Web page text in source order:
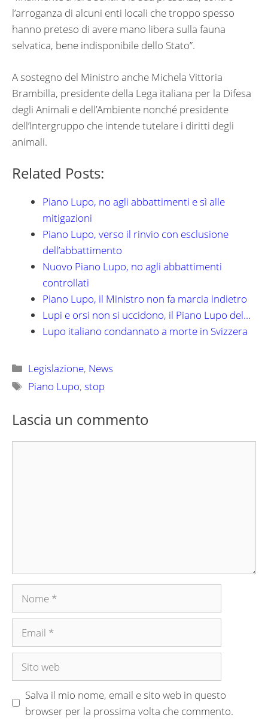
l’arroganza di alcuni enti locali che troppo spesso
hanno preteso di avere mano libera sulla fauna
selvatica, bene indisponibile dello Stato”.
A sostegno del Ministro anche Michela Vittoria
Brambilla, presidente della Lega italiana per la Difesa
degli Animali e dell’Ambiente nonché presidente
dell’Intergruppo che intende tutelare i diritti degli
animali.
Related Posts:
Piano Lupo, no agli abbattimenti e sì alle
mitigazioni
Piano Lupo, verso il rinvio con esclusione
dell’abbattimento
Nuovo Piano Lupo, no agli abbattimenti
controllati
Piano Lupo, il Ministro non fa marcia indietro
Lupi e orsi non si uccidono, il Piano Lupo del…
Lupo italiano condannato a morte in Svizzera
Categorie
Legislazione, News
Tag
Piano Lupo,stop
Lascia un commento
Nome
Email
Sito
Salva il mio nome, email e sito web in questo
browser per la prossima volta che commento.